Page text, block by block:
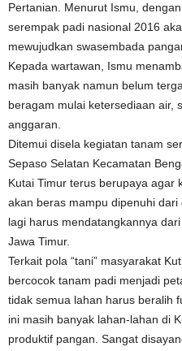
Pertanian. Menurut Ismu,
serempak padi nasional 2016
mewujudkan swasembada
Kepada wartawan, Ismu
masih banyak namun belum
beragam mulai ketersediaan air,
anggaran.
Ditemui disela kegiatan tanam
Sepaso Selatan Kecamatan
Kutai Timur terus berupaya agar
akan beras mampu dipenuhi
lagi harus mendatangkannya
Jawa Timur.
Terkait pola “tani” masyarakat
bercocok tanam padi menjadi
tidak semua lahan harus beralih
ini masih banyak lahan-lahan di
produktif pangan. Sangat